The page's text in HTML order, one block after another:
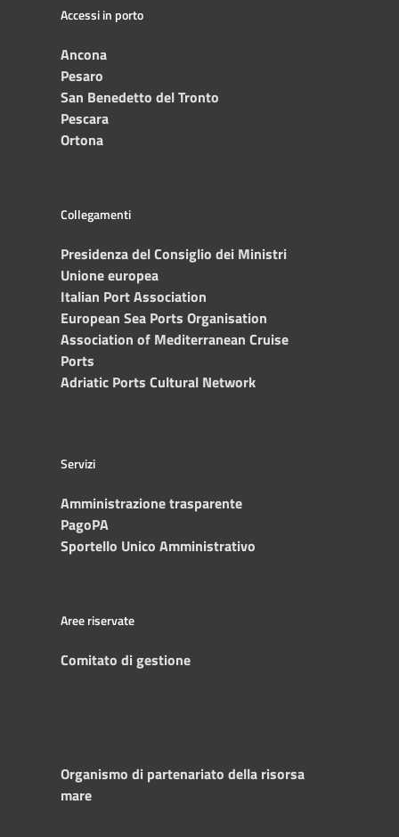
Accessi in porto
Ancona
Pesaro
San Benedetto del Tronto
Pescara
Ortona
Collegamenti
Presidenza del Consiglio dei Ministri
Unione europea
Italian Port Association
European Sea Ports Organisation
Association of Mediterranean Cruise
Ports
Adriatic Ports Cultural Network
Servizi
Amministrazione trasparente
PagoPA
Sportello Unico Amministrativo
Aree riservate
Comitato di gestione
Organismo di partenariato della risorsa
mare